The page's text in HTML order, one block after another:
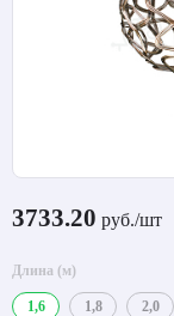
3733.20 руб./шт
Длина (м)
1,6 1,8 2,0